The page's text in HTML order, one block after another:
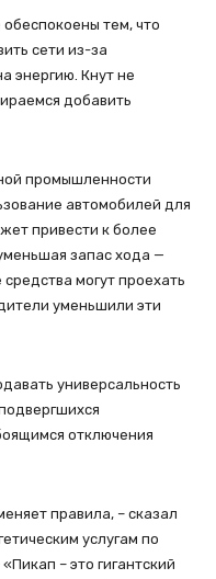
тем, что
сети из-за
энергию. Кнут не
добавить
промышленности
автомобилей для
привести к более
запас хода —
могут проехать
уменьшили эти
универсальность
отключения
правила, – сказал
услугам по
– это гигантский